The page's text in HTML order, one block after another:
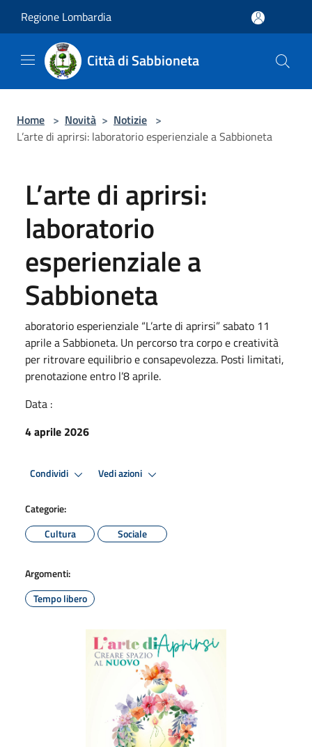
Regione Lombardia
Città di Sabbioneta
Home > Novità > Notizie >
L’arte di aprirsi: laboratorio esperienziale a Sabbioneta
L’arte di aprirsi:
laboratorio
esperienziale a
Sabbioneta
aboratorio esperienziale “L’arte di aprirsi” sabato 11
aprile a Sabbioneta. Un percorso tra corpo e creatività
per ritrovare equilibrio e consapevolezza. Posti limitati,
prenotazione entro l’8 aprile.
Data :
4 aprile 2026
Condividi Vedi azioni
Categorie:
Cultura
Sociale
Argomenti:
Tempo libero